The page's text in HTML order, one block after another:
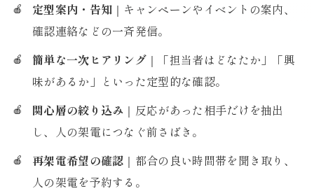
定型案内・告知 ｜キャンペーンやイベントの案内、
確認連絡などの一斉発信。
簡単な一次ヒアリング ｜「担当者はどなたか」「興
味があるか」といった定型的な確認。
関心層の絞り込み ｜反応があった相手だけを抽出
し、人の架電につなぐ前さばき。
再架電希望の確認 ｜都合の良い時間帯を聞き取り、
人の架電を予約する。